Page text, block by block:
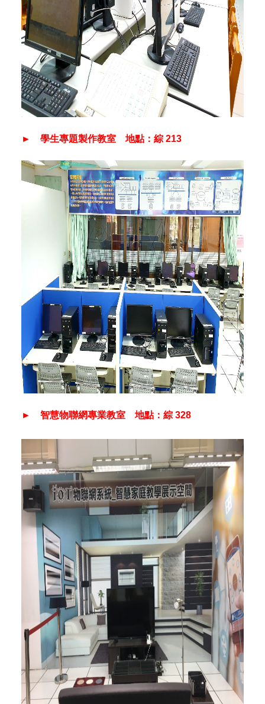
► 學生專題製作教室 地點： 綜 213
► 智慧物聯網專業教室 地點： 綜 328